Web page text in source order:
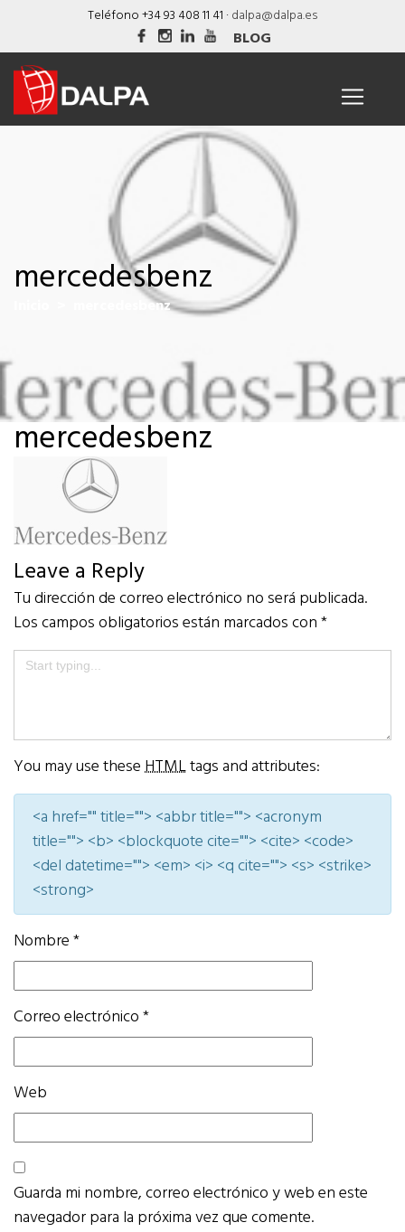
content
Teléfono +34 93 408 11 41 · dalpa@dalpa.es
BLOG
mercedesbenz
> mercedesbenz
mercedesbenz
Leave a Reply
Tu dirección de correo electrónico no será publicada.
Los campos obligatorios están marcados con*
You may use theseHTMLtags and attributes:
<a href="" title=""> <abbr title=""> <acronym
title=""> <b> <blockquote cite=""> <cite> <code>
<del datetime=""> <em> <i> <q cite=""> <s> <strike>
<strong>
Nombre*
Correo electrónico*
Web
Guarda mi nombre, correo electrónico y web en este
navegador para la próxima vez que comente.